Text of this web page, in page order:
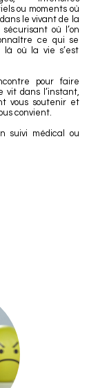
ou moments où
le vivant de la
où l’on
ce qui se
là où la vie s’est
pour faire
vit dans l’instant,
vous soutenir et
convient.
suivi médical ou